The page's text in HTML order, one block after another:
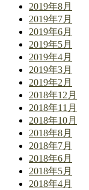
2019年8月
2019年7月
2019年6月
2019年5月
2019年4月
2019年3月
2019年2月
2018年12月
2018年11月
2018年10月
2018年8月
2018年7月
2018年6月
2018年5月
2018年4月